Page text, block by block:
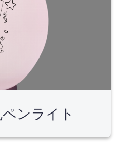
ンライト